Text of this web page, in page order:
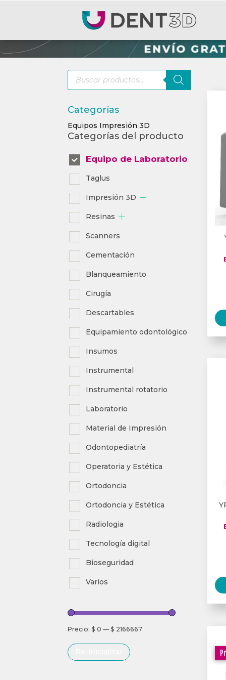
Búsqueda
de
productos
Categorías
Equipos Impresión 3D
Categorías del producto
Equipo de Laboratorio
Taglus
Impresión 3D
Resinas
Scanners
Cementación
Blanqueamiento
Cirugía
Descartables
Equipamiento odontológico
Insumos
Instrumental
Instrumental rotatorio
Laboratorio
Material de Impresión
Odontopediatría
Operatoria y Estética
Ortodoncia
Ortodoncia y Estética
Radiologia
Tecnología digital
Bioseguridad
Varios
Precio:$ 0 —$ 2166667